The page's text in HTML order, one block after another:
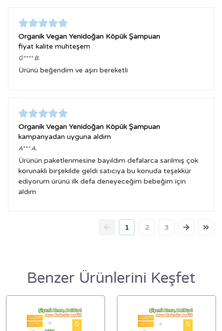
Organik Vegan Yenidoğan Köpük Şampuan
fiyat kalite muhteşem
G**** B.
Ürünü beğendim ve aşırı bereketli
Organik Vegan Yenidoğan Köpük Şampuan
kampanyadan uyguna aldım
A*** A.
Ürünün paketlenmesine bayıldım defalarca sarılmış çok
korunaklı birşekilde geldi satıcıya bu konuda teşekkür
ediyorum ürünü ilk defa deneyeceğim bebeğim için
aldım
1 2 3
Benzer Ürünlerini Keşfet